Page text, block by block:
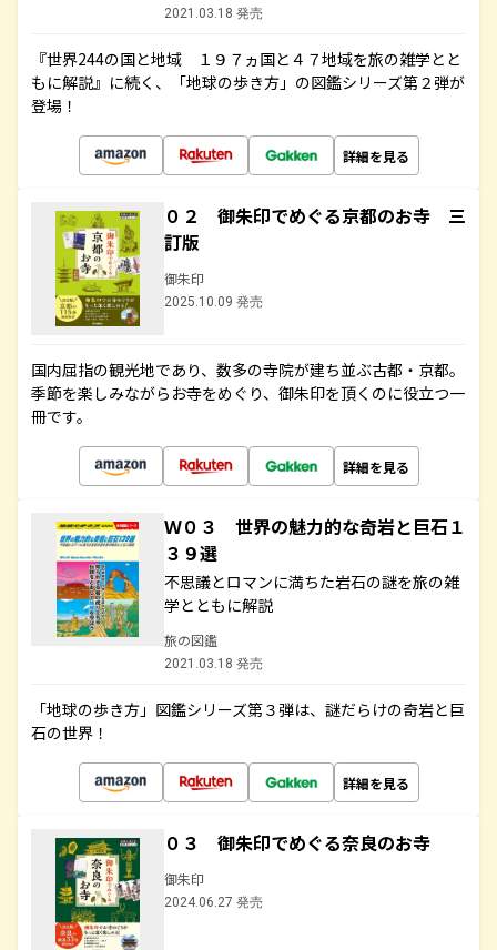
2021.03.18 発売
『世界244の国と地域 １９７ヵ国と４７地域を旅の雑学とと
もに解説』に続く、「地球の歩き方」の図鑑シリーズ第２弾が
登場！
詳細を見る
０２ 御朱印でめぐる京都のお寺 三
訂版
御朱印
2025.10.09 発売
国内屈指の観光地であり、数多の寺院が建ち並ぶ古都・京都。
季節を楽しみながらお寺をめぐり、御朱印を頂くのに役立つ一
冊です。
詳細を見る
Ｗ０３ 世界の魅力的な奇岩と巨石１
３９選
不思議とロマンに満ちた岩石の謎を旅の雑
学とともに解説
旅の図鑑
2021.03.18 発売
「地球の歩き方」図鑑シリーズ第３弾は、謎だらけの奇岩と巨
石の世界！
詳細を見る
０３ 御朱印でめぐる奈良のお寺
御朱印
2024.06.27 発売